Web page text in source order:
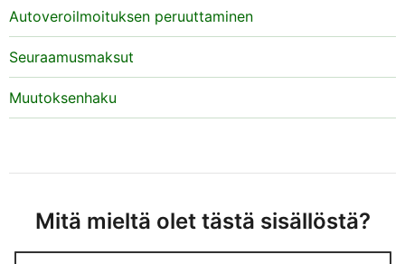
Autoveroilmoituksen peruuttaminen
Seuraamusmaksut
Muutoksenhaku
Mitä mieltä olet tästä sisällöstä?